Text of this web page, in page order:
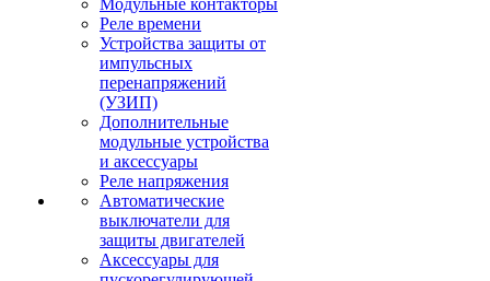
Модульные контакторы
Реле времени
Устройства защиты от
импульсных
перенапряжений
(УЗИП)
Дополнительные
модульные устройства
и аксессуары
Реле напряжения
Автоматические
выключатели для
защиты двигателей
Аксессуары для